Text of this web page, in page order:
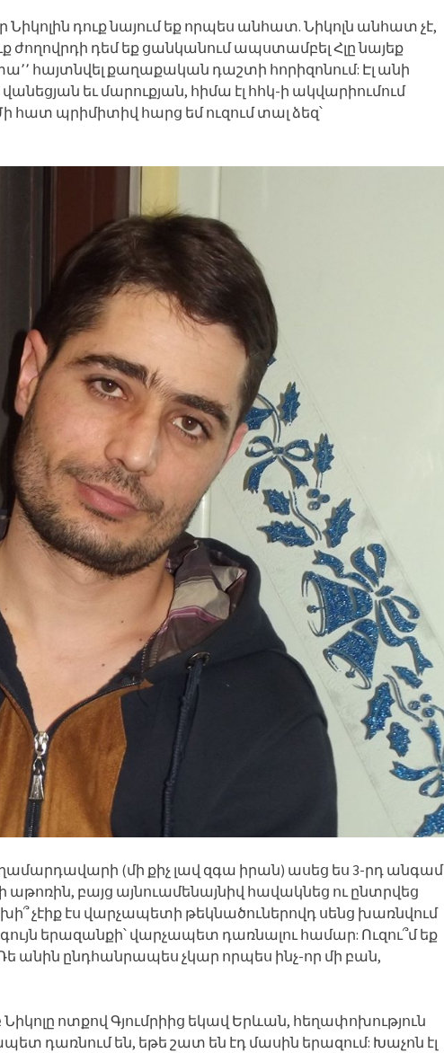
Նիկոլին դուք նայում եք որպես անհատ. Նիկոլն անհատ չէ,
ժողովրդի դեմ եք ցանկանում ապստամբել Հլը նայեք
հայտնվել քաղաքական դաշտի հորիզոնում: Էլ անի
եւ մարուքյան, հիմա էլ հհկ-ի ակվարիումում
հատ պրիմիտիվ հարց եմ ուզում տալ ձեզ՝
(մի քիչ լավ զգա իրան) ասեց ես 3-րդ անգամ
բայց այնուամենայնիվ հավակնեց ու ընտրվեց
չէիք էս վարչապետի թեկնածուներովդ սենց խառնվում
երազանքի՝ վարչապետ դառնալու համար: Ուզու՞մ եք
անին ընդհանրապես չկար որպես ինչ-որ մի բան,
ոտքով Գյումրիից եկավ Երևան, հեղափոխություն
դառնում են, եթե շատ են էդ մասին երազում: Խաչոն էլ